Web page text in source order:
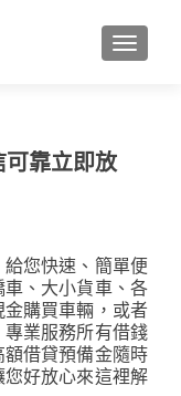
可靠立即放
您快速、簡單便
、大小貨車、各
購買車輛，或者
業服務所有借錢
借貸預備金隨時
好放心來這裡解